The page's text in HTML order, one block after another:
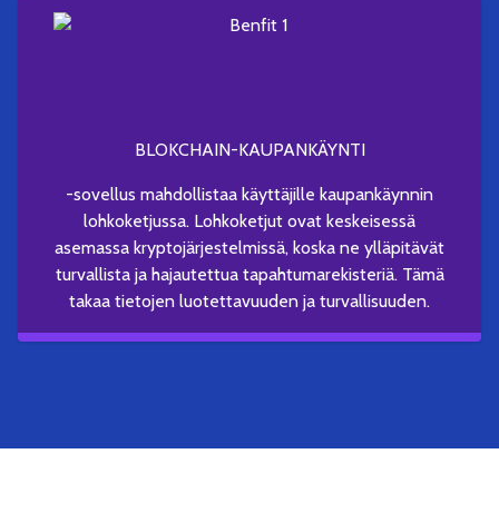
BLOKCHAIN-KAUPANKÄYNTI
-sovellus mahdollistaa käyttäjille kaupankäynnin
lohkoketjussa. Lohkoketjut ovat keskeisessä
asemassa kryptojärjestelmissä, koska ne ylläpitävät
turvallista ja hajautettua tapahtumarekisteriä. Tämä
takaa tietojen luotettavuuden ja turvallisuuden.